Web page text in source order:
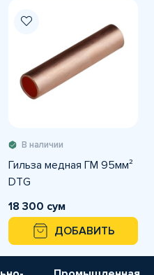
В наличии
Гильза медная ГМ 95мм²
DTG
18 300 сум
ДОБАВИТЬ